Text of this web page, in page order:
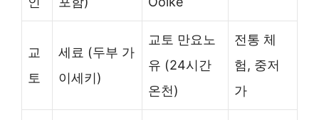
교
토
세료 (두부 가
이세키)
교토 만요노
유 (24시간
온천)
전통 체
험, 중저
가